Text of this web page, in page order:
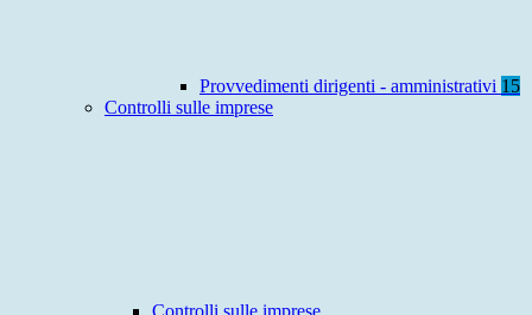
Provvedimenti dirigenti - amministrativi 15
Controlli sulle imprese